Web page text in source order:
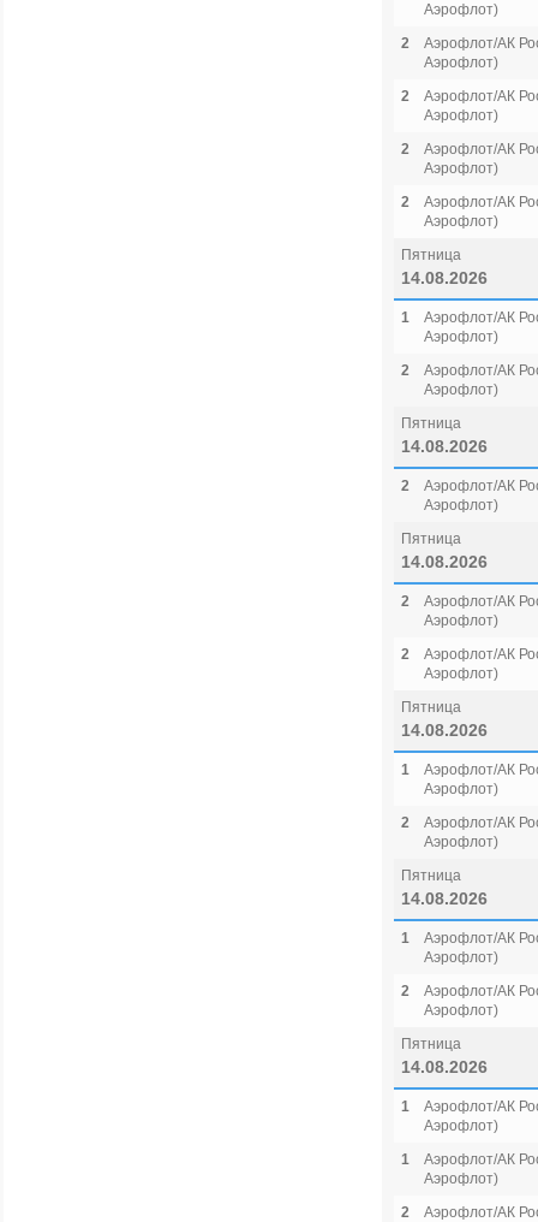
Аэрофлот)
2
Аэрофлот/АК
Аэрофлот)
2
Аэрофлот/АК
Аэрофлот)
2
Аэрофлот/АК
Аэрофлот)
2
Аэрофлот/АК
Аэрофлот)
Пятница
14.08.2026
1
Аэрофлот/АК
Аэрофлот)
2
Аэрофлот/АК
Аэрофлот)
Пятница
14.08.2026
2
Аэрофлот/АК
Аэрофлот)
Пятница
14.08.2026
2
Аэрофлот/АК
Аэрофлот)
2
Аэрофлот/АК
Аэрофлот)
Пятница
14.08.2026
1
Аэрофлот/АК
Аэрофлот)
2
Аэрофлот/АК
Аэрофлот)
Пятница
14.08.2026
1
Аэрофлот/АК
Аэрофлот)
2
Аэрофлот/АК
Аэрофлот)
Пятница
14.08.2026
1
Аэрофлот/АК
Аэрофлот)
1
Аэрофлот/АК
Аэрофлот)
2
Аэрофлот/АК